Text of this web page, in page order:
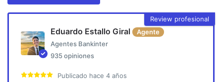
Review profesional
Eduardo Estallo Giral
Agente
Agentes Bankinter
935 opiniones
Publicado hace 4 años